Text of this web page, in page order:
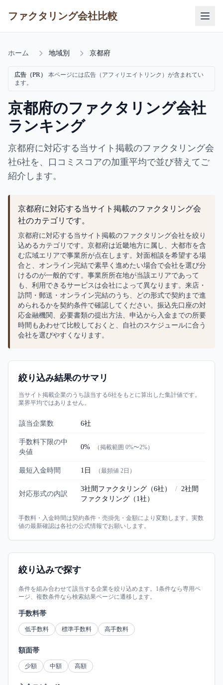
ファクタリング会社比較
ホーム 地域別 京都府
広告（PR）
本ページには広告（アフィリエイトリンク）が含まれてい
ます。
京都府のファクタリング会社
ランキング
京都府に対応する当サイト掲載のファクタリング会
社6社を、口コミスコアの加重平均で並び替えてご
紹介します。
京都府に対応する当サイト掲載のファクタリング会
社のカテゴリです。
京都府に対応する当サイト掲載のファクタリング会社を絞り
込めるカテゴリです。京都府は近畿地方に属し、大都市を含
む広域エリアで事業所が点在します。対面相談を希望する場
合と、オンライン完結で素早く進めたい場合で会社を選び分
けるのが一般的です。事業所所在地が当該エリアであって
も、利用できるサービスは会社によって異なります。来店・
訪問・郵送・オンライン完結のうち、どの形式で契約まで進
められるかを契約条件で確認してください。振込先口座の対
応金融機関、必要書類の提出方法、申込から入金までの所要
時間もあわせて比較しておくと、自社のスケジュールに合う
会社を選びやすくなります。
絞り込み結果のサマリ
当サイト掲載企業のうち該当する6社をもとに算出した集計値です。
業界平均ではありません。
該当企業数 6社
手数料下限の中
央値
0% （掲載範囲 0%〜2%）
最短入金時間 1日 （最頻値 2日 ）
対応形式の内訳
3社間ファクタリング （6社） / 2社間
ファクタリング （ 1社）
手数料・入金時間は契約条件・売掛先・金額により変動します。実数
値の最新確認は各社の公式情報でお願いします。
絞り込みで探す
条件を組み合わせて該当する企業を絞り込めます。1条件なら専用ペ
ージ、複数条件なら検索結果ページに遷移します。
手数料帯
低手数料 標準手数料 高手数料
額面帯
少額 中額 高額